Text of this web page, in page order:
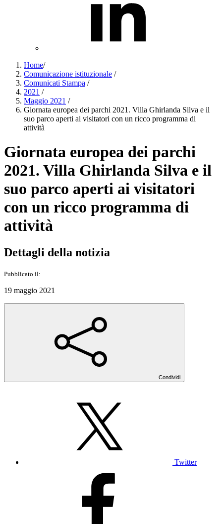
Home/
Comunicazione istituzionale /
Comunicati Stampa /
2021 /
Maggio 2021 /
Giornata europea dei parchi 2021. Villa Ghirlanda Silva e il
suo parco aperti ai visitatori con un ricco programma di
attività
Giornata europea dei parchi
2021. Villa Ghirlanda Silva e il
suo parco aperti ai visitatori
con un ricco programma di
attività
Dettagli della notizia
Pubblicato il:
19 maggio 2021
Condividi
Twitter